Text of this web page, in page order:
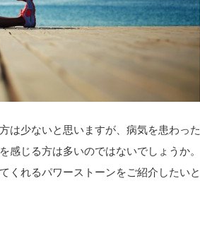
は少ないと思いますが、病気を患わった
感じる方は多いのではないでしょうか。
くれるパワーストーンをご紹介したいと